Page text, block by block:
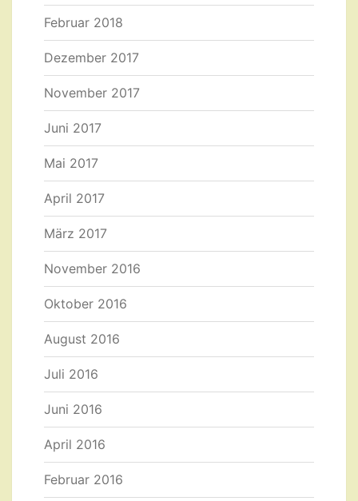
Februar 2018
Dezember 2017
November 2017
Juni 2017
Mai 2017
April 2017
März 2017
November 2016
Oktober 2016
August 2016
Juli 2016
Juni 2016
April 2016
Februar 2016